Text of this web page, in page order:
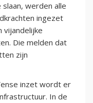
werden alle
ingezet
vijandelijke
Die melden dat
zijn
inzet wordt er
In de